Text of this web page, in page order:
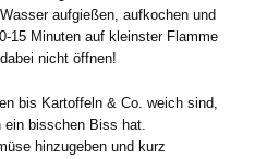
aufgießen, aufkochen und
15 Minuten auf kleinster Flamme
nicht öffnen!
bis Kartoffeln & Co. weich sind,
ein bisschen Biss hat.
hinzugeben und kurz